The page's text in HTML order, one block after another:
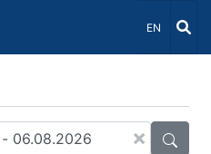
Dil Seçiniz
EN
×